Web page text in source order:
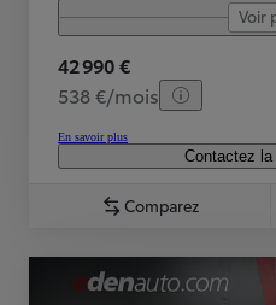
Voir
42 990 €
538 €/mois
En savoir plus
Contactez
Comparez